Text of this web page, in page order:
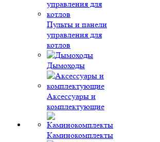
Пульты и панели
управления для
котлов
Дымоходы
Аксессуары и
комплектующие
Каминокомплекты